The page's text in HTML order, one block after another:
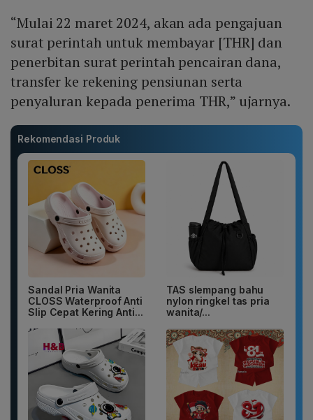
“Mulai 22 maret 2024, akan ada pengajuan
surat perintah untuk membayar [THR] dan
penerbitan surat perintah pencairan dana,
transfer ke rekening pensiunan serta
penyaluran kepada penerima THR,” ujarnya.
Rekomendasi Produk
Sandal Pria Wanita
CLOSS Waterproof Anti
Slip Cepat Kering Anti...
TAS slempang bahu
nylon ringkel tas pria
wanita/...